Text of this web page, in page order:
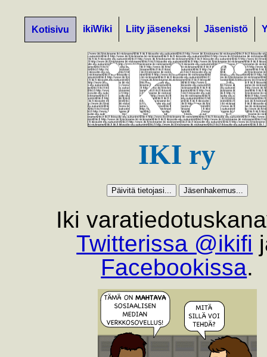
Kotisivu ikiWiki Liity jäseneksi Jäsenistö
IKI ry
Iki
Twitterissa @ikifi
Facebookissa.